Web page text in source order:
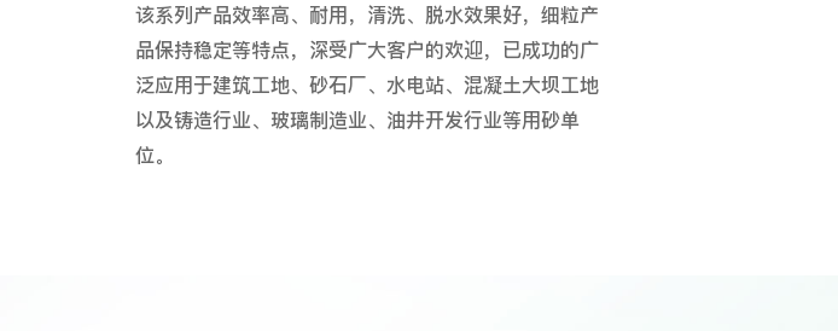
该系列产品效率高、耐用，清洗、脱水效果好，细粒产
品保持稳定等特点，深受广大客户的欢迎，已成功的广
泛应用于建筑工地、砂石厂、水电站、混凝土大坝工地
以及铸造行业、玻璃制造业、油井开发行业等用砂单
位。